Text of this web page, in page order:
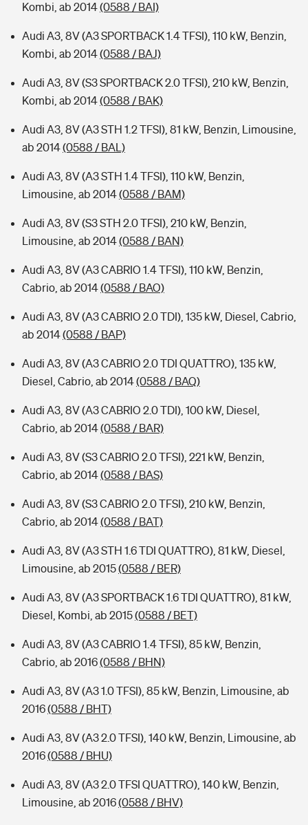
Kombi, ab 2014(0588 / BAI)
Audi A3, 8V (A3 SPORTBACK 1.4 TFSI), 110 kW, Benzin,
Kombi, ab 2014(0588 / BAJ)
Audi A3, 8V (S3 SPORTBACK 2.0 TFSI), 210 kW, Benzin,
Kombi, ab 2014(0588 / BAK)
Audi A3, 8V (A3 STH 1.2 TFSI), 81 kW, Benzin, Limousine,
ab 2014(0588 / BAL)
Audi A3, 8V (A3 STH 1.4 TFSI), 110 kW, Benzin,
Limousine, ab 2014(0588 / BAM)
Audi A3, 8V (S3 STH 2.0 TFSI), 210 kW, Benzin,
Limousine, ab 2014(0588 / BAN)
Audi A3, 8V (A3 CABRIO 1.4 TFSI), 110 kW, Benzin,
Cabrio, ab 2014(0588 / BAO)
Audi A3, 8V (A3 CABRIO 2.0 TDI), 135 kW, Diesel, Cabrio,
ab 2014(0588 / BAP)
Audi A3, 8V (A3 CABRIO 2.0 TDI QUATTRO), 135 kW,
Diesel, Cabrio, ab 2014(0588 / BAQ)
Audi A3, 8V (A3 CABRIO 2.0 TDI), 100 kW, Diesel,
Cabrio, ab 2014(0588 / BAR)
Audi A3, 8V (S3 CABRIO 2.0 TFSI), 221 kW, Benzin,
Cabrio, ab 2014(0588 / BAS)
Audi A3, 8V (S3 CABRIO 2.0 TFSI), 210 kW, Benzin,
Cabrio, ab 2014(0588 / BAT)
Audi A3, 8V (A3 STH 1.6 TDI QUATTRO), 81 kW, Diesel,
Limousine, ab 2015(0588 / BER)
Audi A3, 8V (A3 SPORTBACK 1.6 TDI QUATTRO), 81 kW,
Diesel, Kombi, ab 2015(0588 / BET)
Audi A3, 8V (A3 CABRIO 1.4 TFSI), 85 kW, Benzin,
Cabrio, ab 2016(0588 / BHN)
Audi A3, 8V (A3 1.0 TFSI), 85 kW, Benzin, Limousine, ab
2016(0588 / BHT)
Audi A3, 8V (A3 2.0 TFSI), 140 kW, Benzin, Limousine, ab
2016(0588 / BHU)
Audi A3, 8V (A3 2.0 TFSI QUATTRO), 140 kW, Benzin,
Limousine, ab 2016(0588 / BHV)